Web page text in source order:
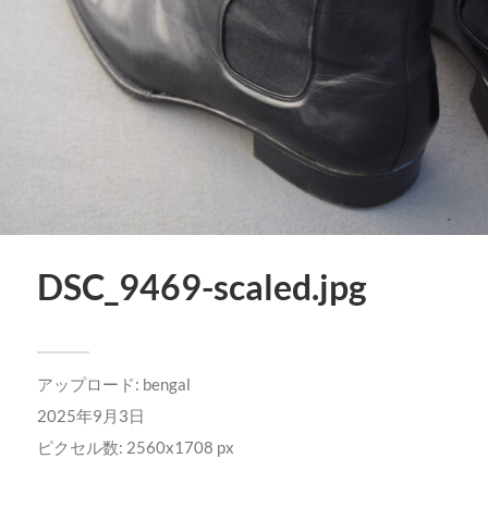
DSC_9469-scaled.jpg
アップロード: bengal
2025年9月3日
ピクセル数: 2560x1708 px